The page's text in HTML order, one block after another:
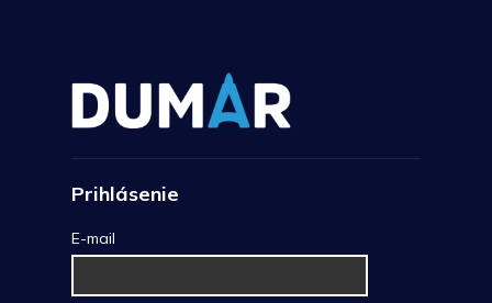
Prihlásenie
E-mail